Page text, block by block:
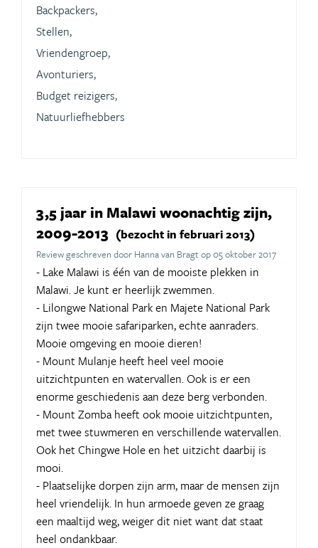
Backpackers,
Stellen,
Vriendengroep,
Avonturiers,
Budget reizigers,
Natuurliefhebbers
3,5 jaar in Malawi woonachtig zijn,
2009-2013 (bezocht in februari 2013)
Review geschreven door Hanna van Bragt op 05 oktober 2017
- Lake Malawi is één van de mooiste plekken in
Malawi. Je kunt er heerlijk zwemmen.
- Lilongwe National Park en Majete National Park
zijn twee mooie safariparken, echte aanraders.
Mooie omgeving en mooie dieren!
- Mount Mulanje heeft heel veel mooie
uitzichtpunten en watervallen. Ook is er een
enorme geschiedenis aan deze berg verbonden.
- Mount Zomba heeft ook mooie uitzichtpunten,
met twee stuwmeren en verschillende watervallen.
Ook het Chingwe Hole en het uitzicht daarbij is
mooi.
- Plaatselijke dorpen zijn arm, maar de mensen zijn
heel vriendelijk. In hun armoede geven ze graag
een maaltijd weg, weiger dit niet want dat staat
heel ondankbaar.